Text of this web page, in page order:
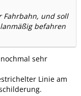
Fahrbahn, und soll
befahren
sehr
Linie am